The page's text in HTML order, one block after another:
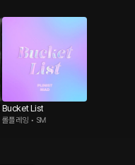
Bucket List
롤플레잉 • SM